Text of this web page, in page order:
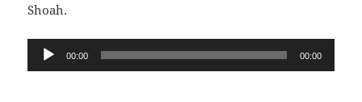
Shoah.
Lecteur
audio
00:00 00:00